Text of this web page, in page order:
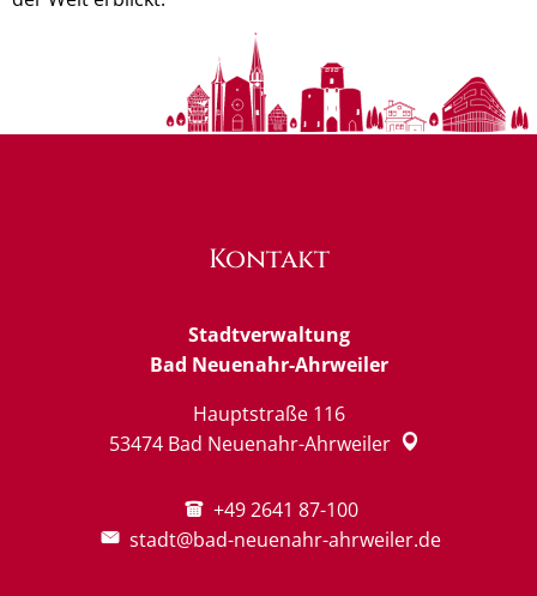
Kontakt
Stadtverwaltung
Bad Neuenahr-Ahrweiler
Hauptstraße 116
53474 Bad Neuenahr-Ahrweiler
+49 2641 87-100
stadt@bad-neuenahr-ahrweiler.de